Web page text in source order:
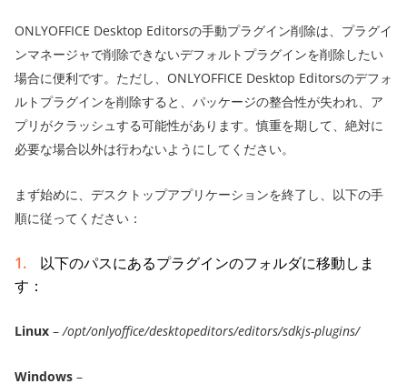
ONLYOFFICE Desktop Editorsの手動プラグイン削除は、プラグイ
ンマネージャで削除できないデフォルトプラグインを削除したい
場合に便利です。ただし、ONLYOFFICE Desktop Editorsのデフォ
ルトプラグインを削除すると、パッケージの整合性が失われ、ア
プリがクラッシュする可能性があります。慎重を期して、絶対に
必要な場合以外は行わないようにしてください。
まず始めに、デスクトップアプリケーションを終了し、以下の手
順に従ってください：
以下のパスにあるプラグインのフォルダに移動しま
す：
Linux –/opt/onlyoffice/desktopeditors/editors/sdkjs-plugins/
Windows –